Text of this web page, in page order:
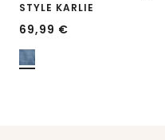
STYLE KARLIE
69,99 €